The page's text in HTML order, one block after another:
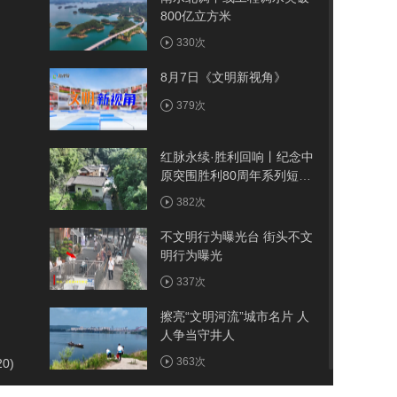
800亿立方米
330次
8月7日《文明新视角》
379次
红脉永续·胜利回响丨纪念中
原突围胜利80周年系列短视
频——古院
382次
不文明行为曝光台 街头不文
明行为曝光
337次
擦亮“文明河流”城市名片 人
人争当守井人
363次